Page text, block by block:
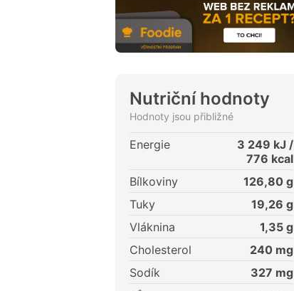
Nutriční hodnoty
Hodnoty jsou přibližné
Energie 3 249 kJ /
776 kcal
Bílkoviny
126,80 g
Tuky
19,26 g
Vláknina
1,35 g
Cholesterol
240 mg
Sodík
327 mg